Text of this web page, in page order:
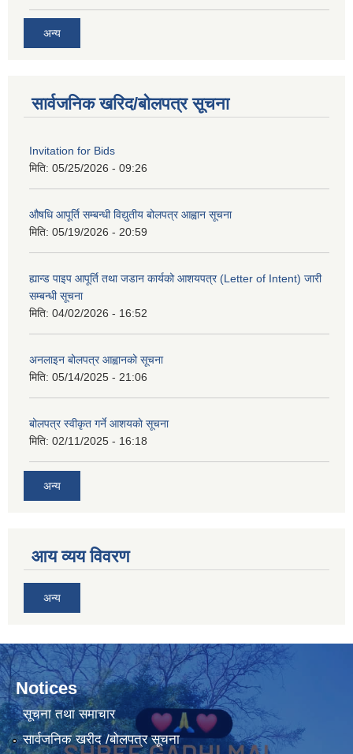
अन्य
सार्वजनिक खरिद/बोलपत्र सूचना
Invitation for Bids
मिति: 05/25/2026 - 09:26
औषधि आपूर्ति सम्बन्धी विद्युतीय बोलपत्र आह्वान सूचना
मिति: 05/19/2026 - 20:59
ह्यान्ड पाइप आपूर्ति तथा जडान कार्यको आशयपत्र (Letter of Intent) जारी
सम्बन्धी सूचना
मिति: 04/02/2026 - 16:52
अनलाइन बोलपत्र आह्वानको सूचना
मिति: 05/14/2025 - 21:06
बोलपत्र स्वीकृत गर्ने आशयकाे सूचना
मिति: 02/11/2025 - 16:18
अन्य
आय व्यय विवरण
अन्य
Notices
सूचना तथा समाचार
सार्वजनिक खरीद /बोलपत्र सूचना